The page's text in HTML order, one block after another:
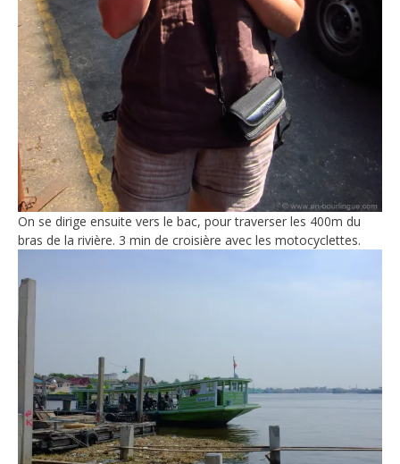
On se dirige ensuite vers le bac, pour traverser les 400m du
bras de la rivière. 3 min de croisière avec les motocyclettes.